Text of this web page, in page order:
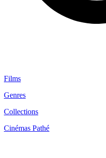
Films
Genres
Collections
Cinémas Pathé